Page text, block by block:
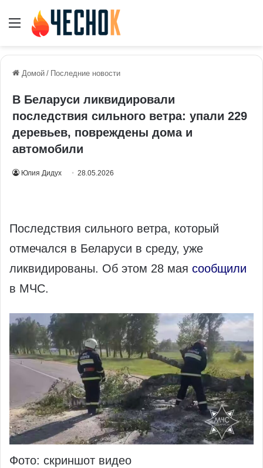
Меню
Домой / Последние новости
В Беларуси ликвидировали
последствия сильного ветра: упали 229
деревьев, повреждены дома и
автомобили
Юлия Дидух 28.05.2026
Последствия сильного ветра, который
отмечался в Беларуси в среду, уже
ликвидированы. Об этом 28 мая сообщили
в МЧС.
Фото: скриншот видео